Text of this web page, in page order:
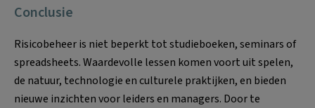
Conclusie
Risicobeheer is niet beperkt tot studieboeken, seminars of
spreadsheets. Waardevolle lessen komen voort uit spelen,
de natuur, technologie en culturele praktijken, en bieden
nieuwe inzichten voor leiders en managers. Door te